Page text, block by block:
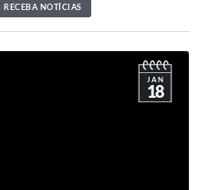
de Lins
RECEBA NOTÍCIAS
JAN
18